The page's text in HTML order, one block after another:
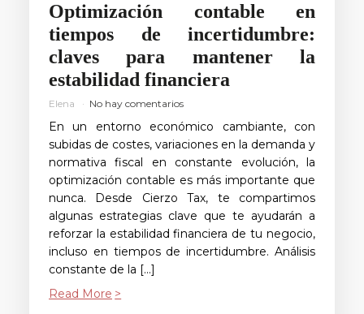
Optimización contable en
tiempos de incertidumbre:
claves para mantener la
estabilidad financiera
Elena No hay comentarios
En un entorno económico cambiante, con
subidas de costes, variaciones en la demanda y
normativa fiscal en constante evolución, la
optimización contable es más importante que
nunca. Desde Cierzo Tax, te compartimos
algunas estrategias clave que te ayudarán a
reforzar la estabilidad financiera de tu negocio,
incluso en tiempos de incertidumbre. Análisis
constante de la […]
Read More